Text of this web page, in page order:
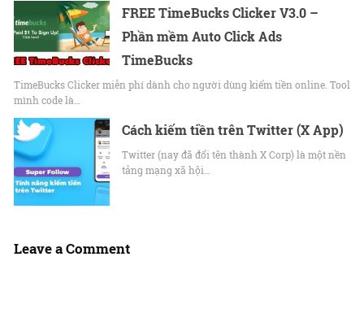
FREE TimeBucks Clicker V3.0 –
Phần mềm Auto Click Ads
TimeBucks
TimeBucks Clicker miễn phí dành cho người dùng kiếm tiền online. Tool
mình code là…
Cách kiếm tiền trên Twitter (X App)
Twitter (nay đã đổi tên thành X Corp) là một nền
tảng mạng xã hội…
Leave a Comment